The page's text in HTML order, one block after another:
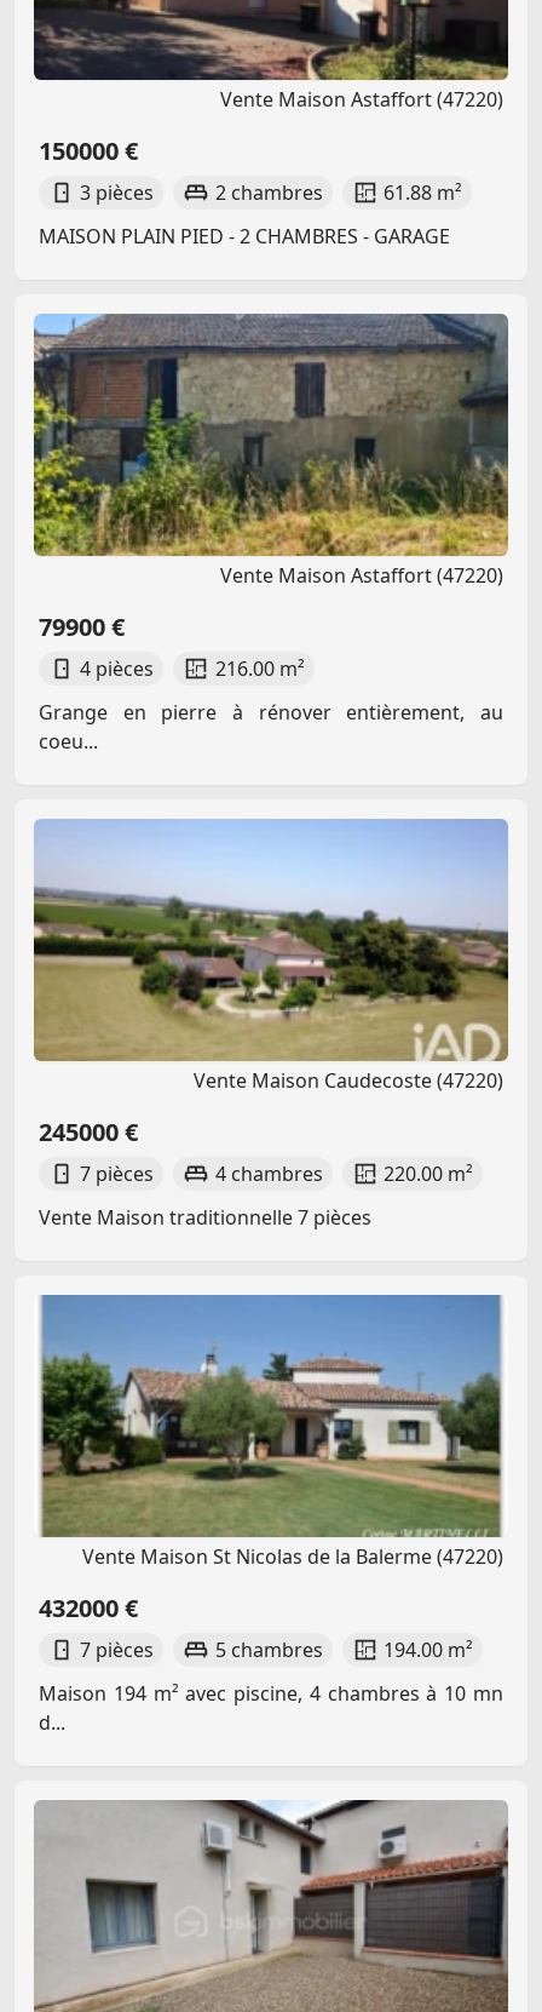
Vente Maison Astaffort (47220)
150000 €
3 pièces 2 chambres
61.88 m²
MAISON PLAIN PIED - 2 CHAMBRES - GARAGE
Vente Maison Astaffort (47220)
79900 €
4 pièces
216.00 m²
Grange en pierre à rénover entièrement, au
coeu...
Vente Maison Caudecoste (47220)
245000 €
7 pièces 4 chambres
220.00 m²
Vente Maison traditionnelle 7 pièces
Vente Maison St Nicolas de la Balerme (47220)
432000 €
7 pièces 5 chambres
194.00 m²
Maison 194 m² avec piscine, 4 chambres à 10 mn
d...